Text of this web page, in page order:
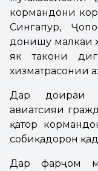
кормандони
Сингапур,
донишу малкаи
як такони
хизматрасонии
Дар доираи
авиатсияи
қатор
собиқадорон
Дар фарҷом